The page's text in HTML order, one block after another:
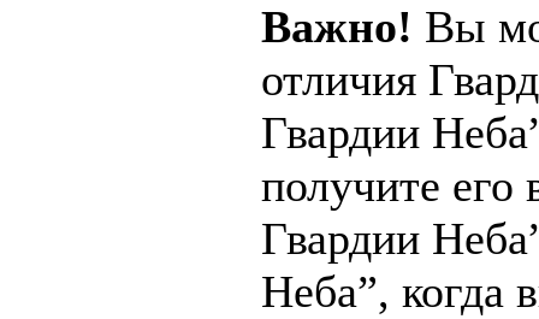
Важно! Вы
отличия
Гвардии
получите его
Гвардии
Неба”, когда